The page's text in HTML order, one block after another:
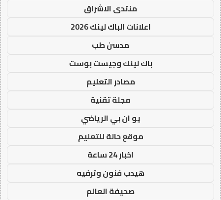
منتدى الاشراق
اعلانات الباك لينك 2026
مدسن طب
باك لينك وجيست بوست
مصادر التعليم
مجلة تقنية
يو ان بي الرياضي
موقع حالة للتعليم
اخبار 24 ساعة
هيدب فنون وترفيه
صحيفة العالم